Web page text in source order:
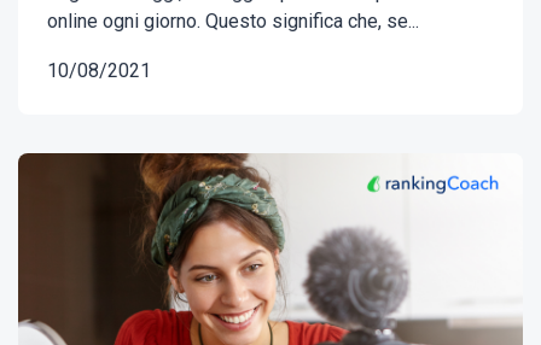
online ogni giorno. Questo significa che, se...
10/08/2021